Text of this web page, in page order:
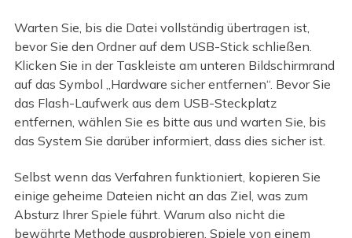
Warten Sie, bis die Datei vollständig übertragen ist,
bevor Sie den Ordner auf dem USB-Stick schließen.
Klicken Sie in der Taskleiste am unteren Bildschirmrand
auf das Symbol „Hardware sicher entfernen“. Bevor Sie
das Flash-Laufwerk aus dem USB-Steckplatz
entfernen, wählen Sie es bitte aus und warten Sie, bis
das System Sie darüber informiert, dass dies sicher ist.
Selbst wenn das Verfahren funktioniert, kopieren Sie
einige geheime Dateien nicht an das Ziel, was zum
Absturz Ihrer Spiele führt. Warum also nicht die
bewährte Methode ausprobieren, Spiele von einem